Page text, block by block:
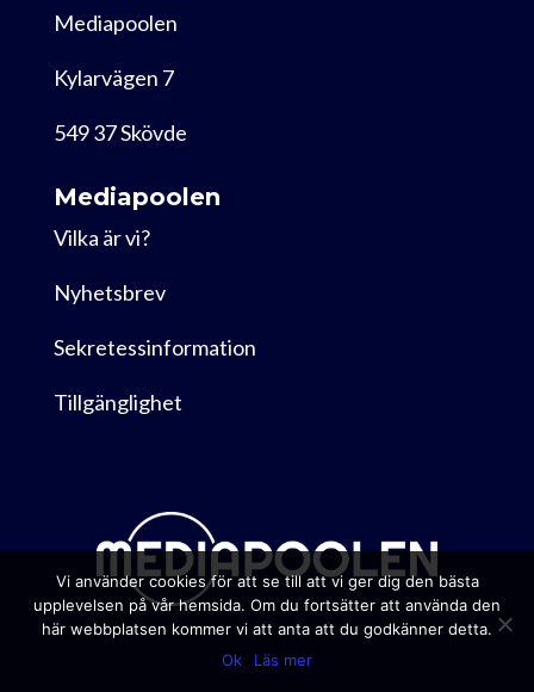
Mediapoolen
Kylarvägen 7
549 37 Skövde
Mediapoolen
Vilka är vi?
Nyhetsbrev
Sekretessinformation
Tillgänglighet
Vi använder cookies för att se till att vi ger dig den bästa
upplevelsen på vår hemsida. Om du fortsätter att använda den
här webbplatsen kommer vi att anta att du godkänner detta.
Ok
Läs mer